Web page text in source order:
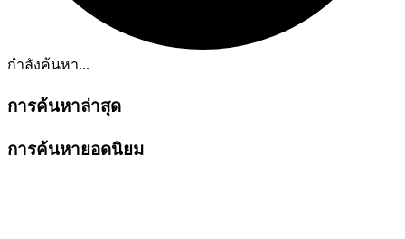
กำลังค้นหา...
การค้นหาล่าสุด
การค้นหายอดนิยม